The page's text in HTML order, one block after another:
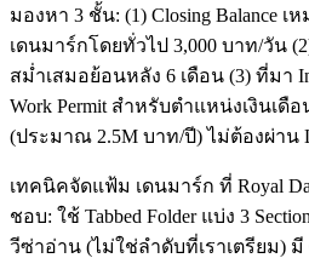
มองหา 3 ชั้น: (1) Closing Balance
เดนมาร์กโดยทั่วไป 3,000 บาท/วัน
สม่ำเสมอย้อนหลัง 6 เดือน (3) ที่มา
Work Permit สำหรับตำแหน่งเงินเดือ
(ประมาณ 2.5M บาท/ปี) ไม่ต้องผ่าน
เทคนิคจัดแฟ้ม เดนมาร์ก ที่ Royal
ชอบ: ใช้ Tabbed Folder แบ่ง 3
วีซ่าอ่าน (ไม่ใช่ลำดับที่เราเตรียม) มี